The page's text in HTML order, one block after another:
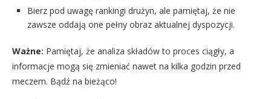
Bierz pod uwagę rankingi drużyn, ale pamiętaj, że nie
zawsze oddają one pełny obraz aktualnej dyspozycji.
Ważne: Pamiętaj, że analiza składów to proces ciągły, a
informacje mogą się zmieniać nawet na kilka godzin przed
meczem. Bądź na bieżąco!